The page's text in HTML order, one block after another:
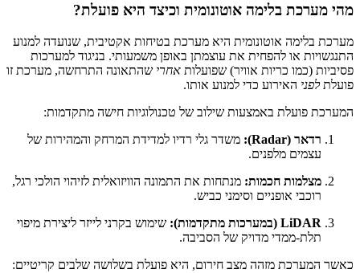
מהי מערכת בלימה אוטונומית וכיצד היא פועלת?
מערכת בלימה אוטונומית היא מערכת בטיחות אקטיבית, שנועדה למנוע
התנגשויות או להפחית את עוצמתן באופן משמעותי. בניגוד למערכות
פסיביות (כמו כריות אוויר) שפועלות אחרי שהתאונה התרחשה, מערכת זו
פועלתלפני האירוע כדי למנוע אותו.
המערכת פועלת באמצעות שילוב של טכנולוגיות חישה מתקדמות:
רדאר (Radar):
משדר גלי רדיו למדידת המרחק והמהירות של
עצמים מלפנים.
מצלמות חכמות: מנתחות את התמונה הוויזואלית לזיהוי הולכי רגל,
רוכבי אופניים וסימני כביש.
LiDAR (במערכות מתקדמות):
שימוש בקרני לייזר ליצירת מיפוי
תלת-ממדי מדויק של הסביבה.
כאשר המערכת מזהה מצב חירום, היא פועלת בשלושה שלבים קריטיים: